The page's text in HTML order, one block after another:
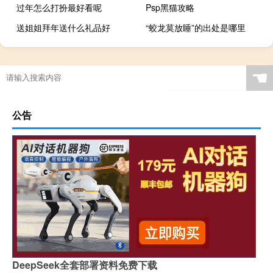
过年怎么打扮最好看呢
Psp黑猫攻略
送姐姐拜年送什么礼品好
“蛟龙莫放睡”的出处是哪里
☚
公告
DeepSeek全套部署资料免费下载